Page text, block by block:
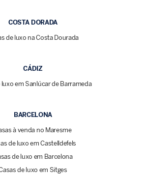
COSTA DORADA
de luxo na Costa Dourada
CÁDIZ
luxo em Sanlúcar de Barrameda
BARCELONA
à venda no Maresme
de luxo em Castelldefels
de luxo em Barcelona
de luxo em Sitges